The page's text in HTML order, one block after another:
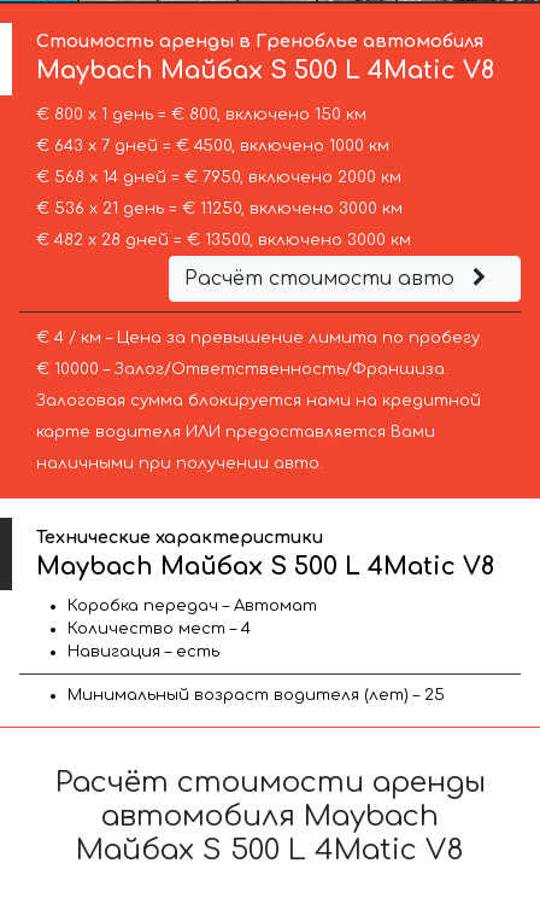
Стоимость аренды в Греноблье автомобиля
Maybach Майбах S 500 L 4Matic V8
€ 800 х 1 день = € 800, включено 150 км
€ 643 х 7 дней = € 4500, включено 1000 км
€ 568 х 14 дней = € 7950, включено 2000 км
€ 536 х 21 день = € 11250, включено 3000 км
€ 482 х 28 дней = € 13500, включено 3000 км
Расчёт стоимости авто
€ 4 / км – Цена за превышение лимита по пробегу
€ 10000 – Залог/Ответственность/Франшиза.
Залоговая сумма блокируется нами на кредитной
карте водителя ИЛИ предоставляется Вами
наличными при получении авто.
Технические характеристики
Maybach Майбах S 500 L 4Matic V8
Коробка передач – Автомат
Количество мест – 4
Навигация – есть
Минимальный возраст водителя (лет) – 25
Расчёт стоимости аренды
автомобиля Maybach
Майбах S 500 L 4Matic V8